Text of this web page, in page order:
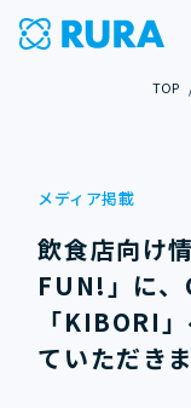
TOP
メディア掲載
飲食店向け
FUN!」に
「KIBORI
ていただき